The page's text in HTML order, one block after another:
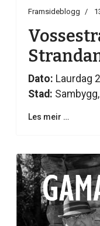
Framsideblogg
Dato: Laurdag
Stad:
Les meir …